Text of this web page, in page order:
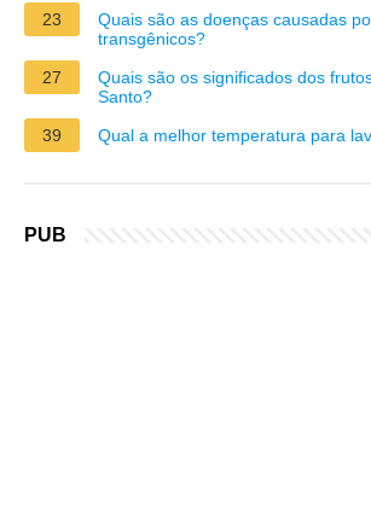
23
Quais são as doenças causadas
transgênicos?
27
Quais são os significados dos
Santo?
39
Qual a melhor temperatura para
PUB